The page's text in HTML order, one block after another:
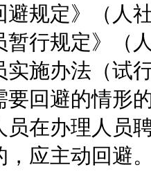
避规定》（人
暂行规定》（
实施办法（试
要回避的情形
员在办理人员
，应主动回避